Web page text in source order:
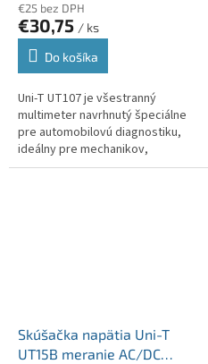
€25 bez DPH
€30,75 / ks
Do košíka
Uni-T UT107 je všestranný
multimeter navrhnutý špeciálne
pre automobilovú diagnostiku,
ideálny pre mechanikov,
servisných technikov a
Skúšačka napätia Uni-T
UT15B meranie AC/DC